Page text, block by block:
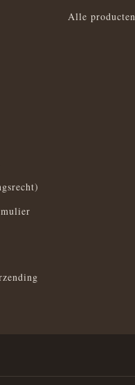
Alle producten